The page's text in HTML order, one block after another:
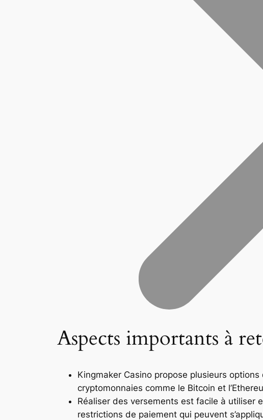
Aspects importants à
Kingmaker Casino propose plusieurs
cryptomonnaies comme le Bitcoin et
Réaliser des versements est facile à
restrictions de paiement qui peuvent